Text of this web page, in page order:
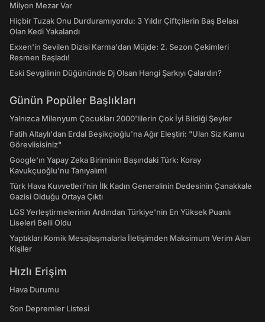
Milyon Mezar Var
Hiçbir Tuzak Onu Durduramıyordu: 3 Yıldır Çiftçilerin Baş Belası
Olan Kedi Yakalandı
Exxen'in Sevilen Dizisi Karma'dan Müjde: 2. Sezon Çekimleri
Resmen Başladı!
Eski Sevgilinin Düğününde Dj Olsan Hangi Şarkıyı Çalardın?
Günün Popüler Başlıkları
Yalnızca Milenyum Çocukları 2000'lilerin Çok İyi Bildiği Şeyler
Fatih Altaylı'dan Erdal Beşikçioğlu'na Ağır Eleştiri: "Ulan Siz Kamu
Görevlisisiniz"
Google'ın Yapay Zeka Biriminin Başındaki Türk: Koray
Kavukçuoğlu'nu Tanıyalım!
Türk Hava Kuvvetleri'nin İlk Kadın Generalinin Dedesinin Çanakkale
Gazisi Olduğu Ortaya Çıktı
LGS Yerleştirmelerinin Ardından Türkiye'nin En Yüksek Puanlı
Liseleri Belli Oldu
Yaptıkları Komik Mesajlaşmalarla İletişimden Maksimum Verim Alan
Kişiler
Hızlı Erişim
Hava Durumu
Son Depremler Listesi